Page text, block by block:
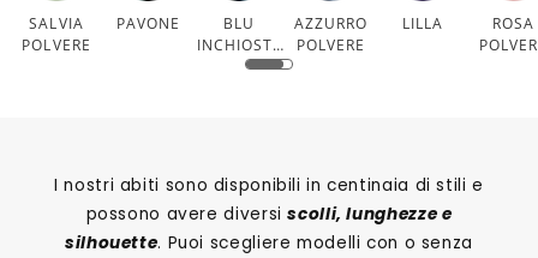
SALVIA
POLVERE
PAVONE
BLU
INCHIOSTR
O
AZZURRO
POLVERE
LILLA
ROSA
I nostri abiti sono disponibili in centinaia di stili e
possono avere diversiscolli, lunghezze e
silhouette. Puoi scegliere modelli con o senza